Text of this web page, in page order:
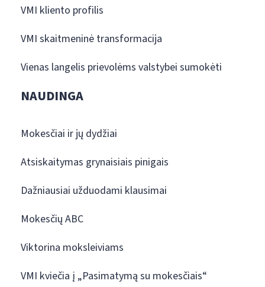
VMI kliento profilis
VMI skaitmeninė transformacija
Vienas langelis prievolėms valstybei sumokėti
NAUDINGA
Mokesčiai ir jų dydžiai
Atsiskaitymas grynaisiais pinigais
Dažniausiai užduodami klausimai
Mokesčių ABC
Viktorina moksleiviams
VMI kviečia į „Pasimatymą su mokesčiais“